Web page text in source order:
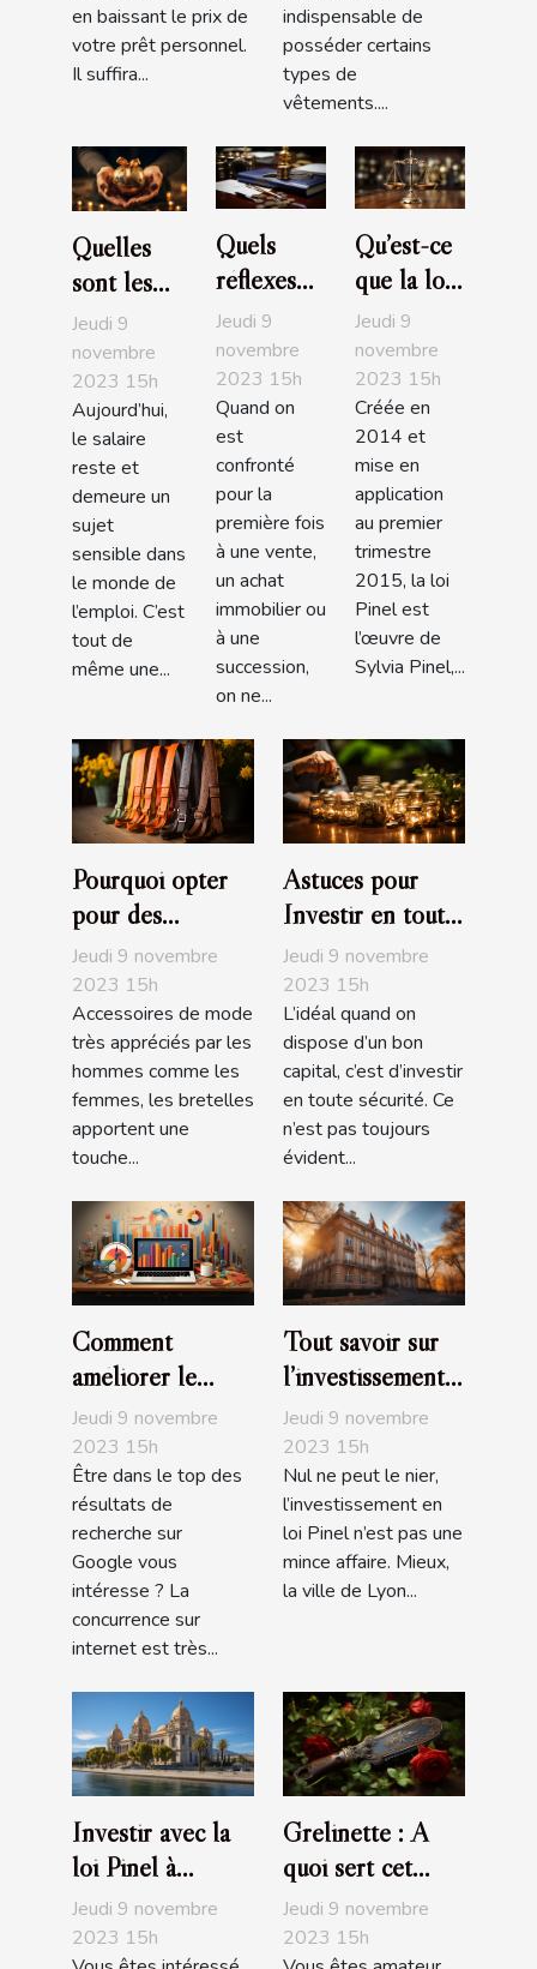
en baissant le prix de
votre prêt personnel.
Il suffira...
indispensable de
posséder certains
types de
vêtements....
Quelles
sont les
entreprises
les plus
généreuses
en France
en 2019?
Jeudi 9
novembre
2023 15h
Aujourd’hui,
le salaire
reste et
demeure un
sujet
sensible dans
le monde de
l’emploi. C’est
tout de
même une...
Quels
réflexes
avoir
quand on
est à la
recherche
d’un bon
notaire ?
Jeudi 9
novembre
2023 15h
Quand on
est
confronté
pour la
première fois
à une vente,
un achat
immobilier ou
à une
succession,
on ne...
Qu’est-ce
que la loi
Pinel ?
L'essentiel
à savoir
Jeudi 9
novembre
2023 15h
Créée en
2014 et
mise en
application
au premier
trimestre
2015, la loi
Pinel est
l’œuvre de
Sylvia Pinel,...
Pourquoi opter
pour des
bretelles
fantaisies ?
Jeudi 9 novembre
2023 15h
Accessoires de mode
très appréciés par les
hommes comme les
femmes, les bretelles
apportent une
touche...
Astuces pour
Investir en toute
sécurité
Jeudi 9 novembre
2023 15h
L’idéal quand on
dispose d’un bon
capital, c’est d’investir
en toute sécurité. Ce
n’est pas toujours
évident...
Comment
améliorer le
positionnement
de son site sur
Google ?
Jeudi 9 novembre
2023 15h
Être dans le top des
résultats de
recherche sur
Google vous
intéresse ? La
concurrence sur
internet est très...
Tout savoir sur
l’investissement
en loi Pinel à
Lyon
Jeudi 9 novembre
2023 15h
Nul ne peut le nier,
l’investissement en
loi Pinel n’est pas une
mince affaire. Mieux,
la ville de Lyon...
Investir avec la
loi Pinel à
Marseille :
comment s’y
Jeudi 9 novembre
2023 15h
Grelinette : A
quoi sert cet
outil de jardin ?
Jeudi 9 novembre
2023 15h